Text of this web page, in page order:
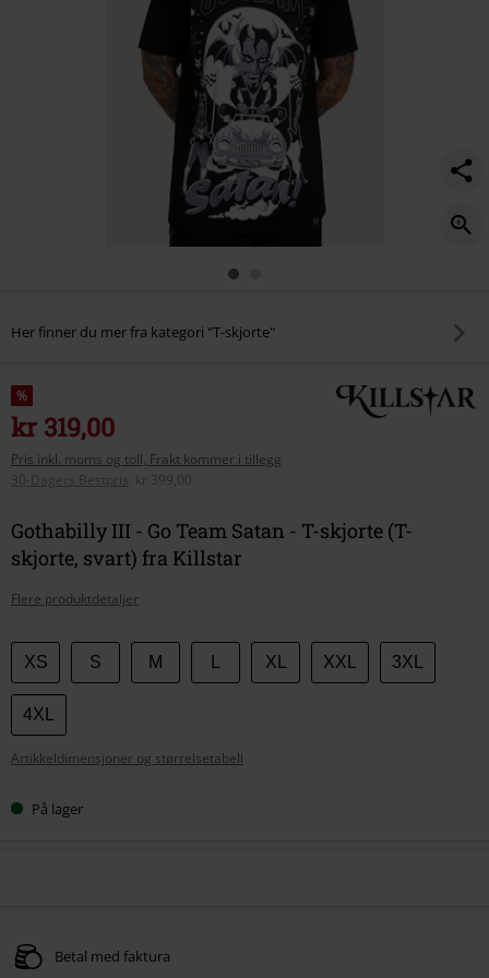
Her finner du mer fra kategori "T-skjorte"
%
kr 319,00
Pris inkl. moms og toll, Frakt kommer i tillegg
30-Dagers Bestpris
kr 399,00
Gothabilly III - Go Team Satan - T-skjorte (T-
skjorte, svart) fra Killstar
Flere produktdetaljer
Velg
størrelse
XS S M XL XXL 3XL
4XL
Artikkeldimensjoner og størrelsetabell
På lager
Betal med faktura